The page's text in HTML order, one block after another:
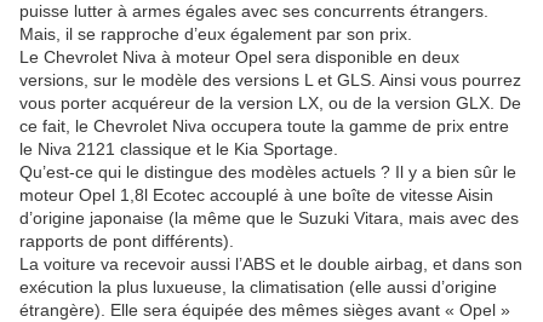
puisse lutter à armes égales avec ses concurrents étrangers.
Mais, il se rapproche d’eux également par son prix.
Le Chevrolet Niva à moteur Opel sera disponible en deux
versions, sur le modèle des versions L et GLS. Ainsi vous pourrez
vous porter acquéreur de la version LX, ou de la version GLX. De
ce fait, le Chevrolet Niva occupera toute la gamme de prix entre
le Niva 2121 classique et le Kia Sportage.
Qu’est-ce qui le distingue des modèles actuels ? Il y a bien sûr le
moteur Opel 1,8l Ecotec accouplé à une boîte de vitesse Aisin
d’origine japonaise (la même que le Suzuki Vitara, mais avec des
rapports de pont différents).
La voiture va recevoir aussi l’ABS et le double airbag, et dans son
exécution la plus luxueuse, la climatisation (elle aussi d’origine
étrangère). Elle sera équipée des mêmes sièges avant « Opel »